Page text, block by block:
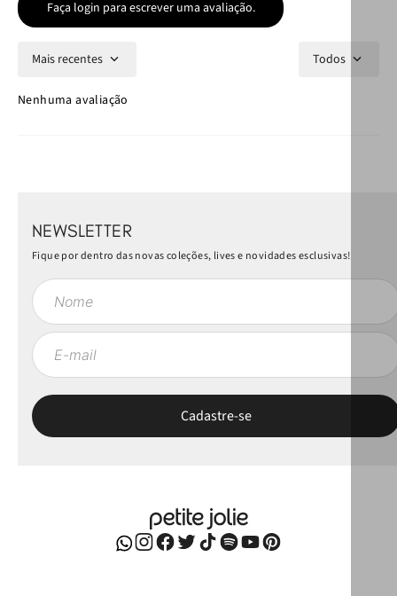
Faça login para escrever uma avaliação.
Mais recentes Todos
Nenhuma avaliação
NEWSLETTER
Fique por dentro das novas coleções, lives e novidades esclusivas!